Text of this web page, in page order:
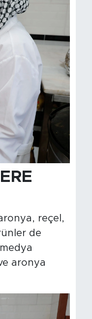
reçel,
de
aronya